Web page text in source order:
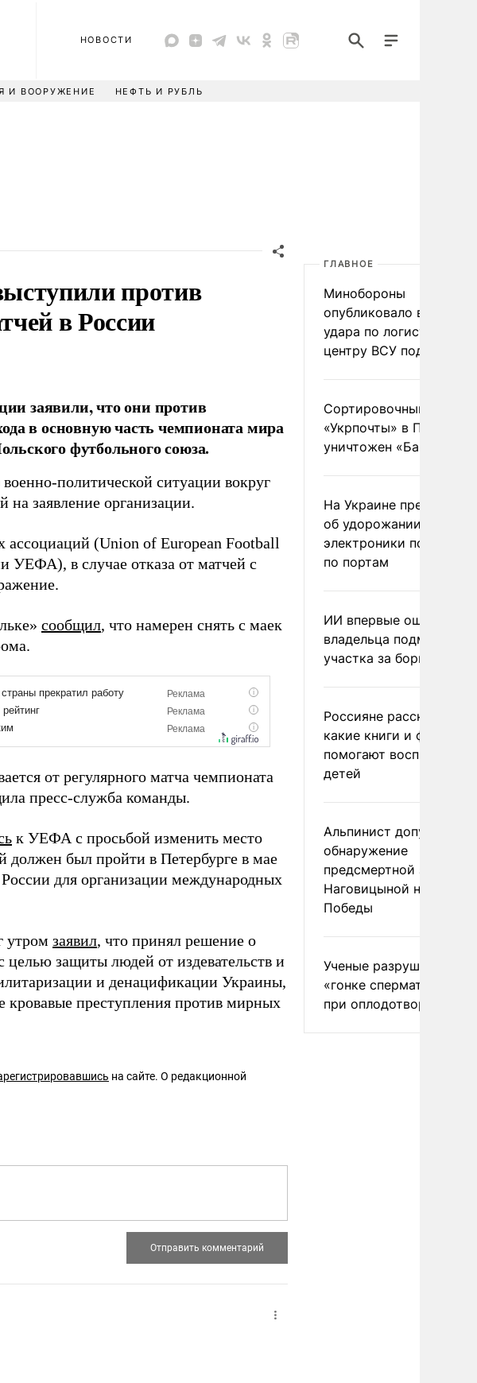
НОВОСТИ
И ВООРУЖЕНИЕ НЕФТЬ И РУБЛЬ
против
в России
заявили, что они против
в основную часть чемпионата мира
футбольного союза.
политической ситуации вокруг
на заявление организации.
(Union of European Football
УЕФА), в случае отказа от матчей с
сообщил, что намерен снять с маек
от регулярного матча чемпионата
пресс-служба команды.
к УЕФА с просьбой изменить место
был пройти в Петербурге в мае
России для организации международных
утром заявил, что принял решение о
защиты людей от издевательств и
и денацификации Украины,
преступления против мирных
на сайте. О редакционной
ГЛАВНОЕ
Минобороны
опубликовало видео
удара по
центру ВСУ под Киевом
Сортировочный пункт
«Укрпочты» в
уничтожен
На Украине
об удорожании
электроники после
по портам
ИИ впервые
владельца
участка за борщевик
Россияне рассказали,
какие книги и фильмы
помогают воспитывать
детей
Альпинист допустил
обнаружение
предсмертной записки
Наговицыной на пике
Победы
Ученые разрушили миф
«гонке
при оплодотворении